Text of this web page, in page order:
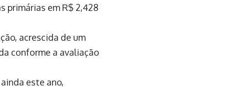
primárias em R$ 2,428
acrescida de um
conforme a avaliação
este ano,